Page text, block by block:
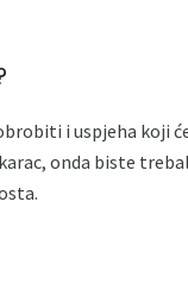
i uspjeha koji
onda biste